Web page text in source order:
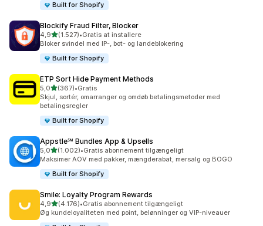
Built for Shopify
Blockify Fraud Filter, Blocker
4,9ud af 5 stjerner
(1.527)
1527 anmeldelser i alt
•Gratis at installere
Bloker svindel med IP-, bot- og landeblokering
Built for Shopify
ETP Sort Hide Payment Methods
5,0ud af 5 stjerner
(367)
367 anmeldelser i alt
•Gratis
Skjul, sortér, omarranger og omdøb betalingsmetoder med
betalingsregler
Built for Shopify
Appstle℠ Bundles App & Upsells
5,0ud af 5 stjerner
(1.002)
1002 anmeldelser i alt
•Gratis abonnement tilgængeligt
Maksimer AOV med pakker, mængderabat, mersalg og BOGO
Built for Shopify
Smile: Loyalty Program Rewards
4,9ud af 5 stjerner
(4.176)
4176 anmeldelser i alt
•Gratis abonnement tilgængeligt
Øg kundeloyaliteten med point, belønninger og VIP-niveauer